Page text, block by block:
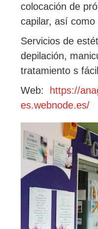
colocación de
capilar, así como
Servicios de
depilación,
tratamiento s
Web: https://
es.webnode.es/